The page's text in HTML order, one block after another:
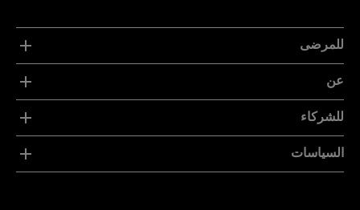
للمرضى
عن
للشركاء
السياسات